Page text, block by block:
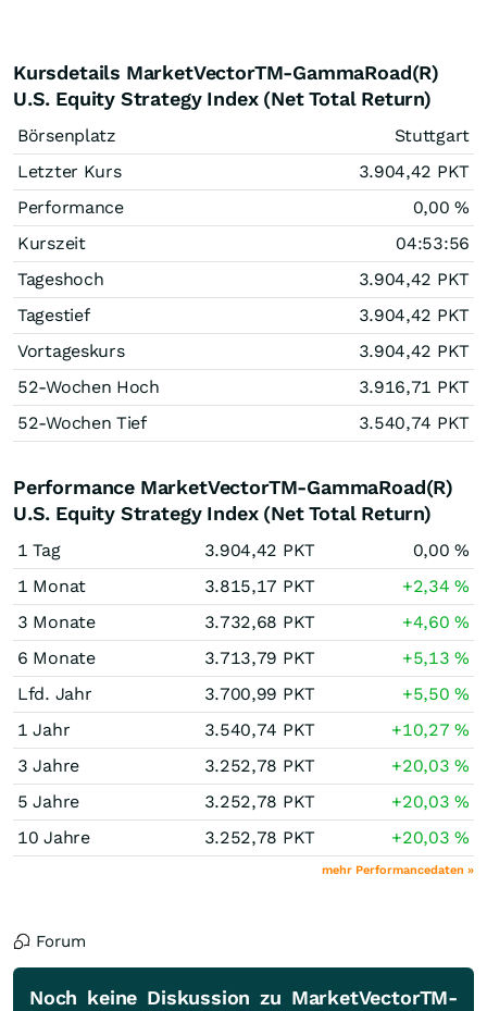
Kursdetails MarketVectorTM-GammaRoad(R)
U.S. Equity Strategy Index (Net Total Return)
Börsenplatz
Stuttgart
Letzter Kurs
3.904,42 PKT
Performance
0,00%
Kurszeit
04:53:56
Tageshoch
3.904,42 PKT
Tagestief
3.904,42 PKT
Vortageskurs
3.904,42 PKT
52-Wochen Hoch
3.916,71 PKT
52-Wochen Tief
3.540,74 PKT
Performance MarketVectorTM-GammaRoad(R)
U.S. Equity Strategy Index (Net Total Return)
1 Tag 3.904,42 PKT 0,00%
1 Monat
3.815,17 PKT +2,34%
3 Monate
3.732,68 PKT +4,60%
6 Monate
3.713,79 PKT +5,13%
Lfd. Jahr
3.700,99 PKT +5,50%
1 Jahr
3.540,74 PKT +10,27%
3 Jahre
3.252,78 PKT +20,03%
5 Jahre
3.252,78 PKT +20,03%
10 Jahre
3.252,78 PKT +20,03%
mehr Performancedaten »
Forum
Noch keine Diskussion zu MarketVectorTM-